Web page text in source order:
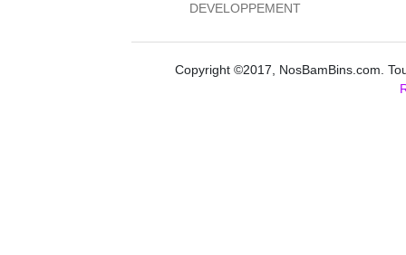
DEVELOPPEMENT
Copyright ©2017, NosBamBins.com.